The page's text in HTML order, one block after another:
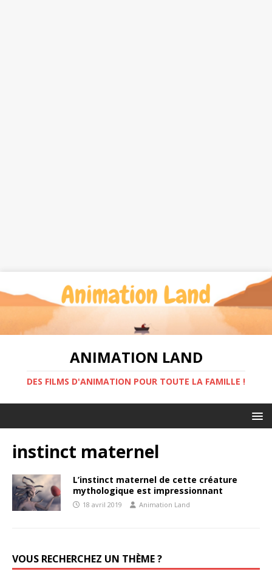
ANIMATION LAND
DES FILMS D'ANIMATION POUR TOUTE LA FAMILLE !
instinct maternel
L’instinct maternel de cette créature
mythologique est impressionnant
18 avril 2019 Animation Land
VOUS RECHERCHEZ UN THÈME ?